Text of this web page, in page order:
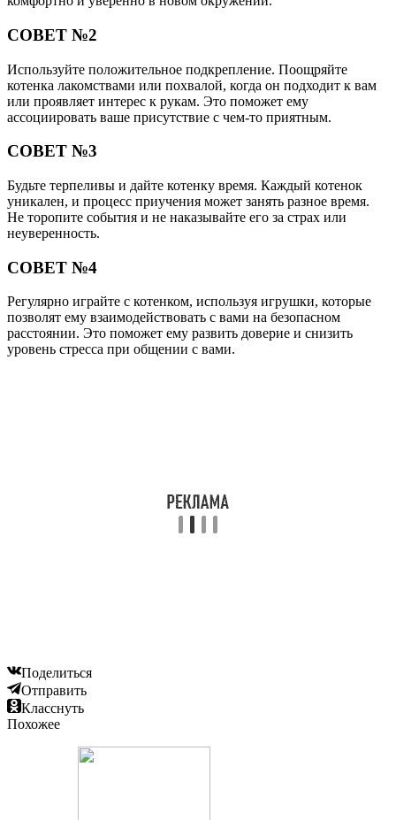
СОВЕТ №2
Используйте положительное подкрепление. Поощряйте
котенка лакомствами или похвалой, когда он подходит к вам
или проявляет интерес к рукам. Это поможет ему
ассоциировать ваше присутствие с чем-то приятным.
СОВЕТ №3
Будьте терпеливы и дайте котенку время. Каждый котенок
уникален, и процесс приучения может занять разное время.
Не торопите события и не наказывайте его за страх или
неуверенность.
СОВЕТ №4
Регулярно играйте с котенком, используя игрушки, которые
позволят ему взаимодействовать с вами на безопасном
расстоянии. Это поможет ему развить доверие и снизить
уровень стресса при общении с вами.
Поделиться
Отправить
Класснуть
Похожее